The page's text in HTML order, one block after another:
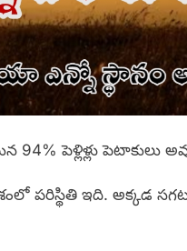
94% పెళ్లిళ్లు పెటాకులు
పరిస్థితి ఇది. అక్కడ